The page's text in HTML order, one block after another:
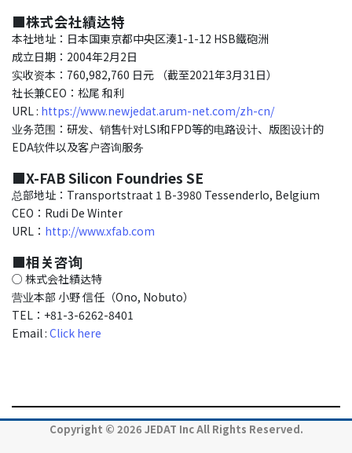
■株式会社績达特
本社地址：日本国東京都中央区湊1-1-12 HSB鐵砲洲
成立日期：2004年2月2日
实收资本：760,982,760 日元 （截至2021年3月31日）
社长兼CEO：松尾 和利
URL : https://www.newjedat.arum-net.com/zh-cn/
业务范围：研发、销售针对LSI和FPD等的电路设计、版图设计的
EDA软件以及客户咨询服务
■X-FAB Silicon Foundries SE
总部地址：Transportstraat 1 B-3980 Tessenderlo, Belgium
CEO：Rudi De Winter
URL： http://www.xfab.com
■相关咨询
○ 株式会社績达特
营业本部 小野 信任（Ono, Nobuto）
TEL：+81-3-6262-8401
Email : Click here
Copyright © 2026 JEDAT Inc All Rights Reserved.